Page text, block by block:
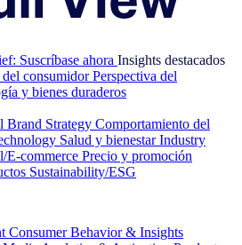
Suscríbase ahora Insights destacados
consumidor Perspectiva del
y bienes duraderos
Brand Strategy Comportamiento del
Salud y bienestar Industry
E-commerce Precio y promoción
Sustainability/ESG
Consumer Behavior & Insights